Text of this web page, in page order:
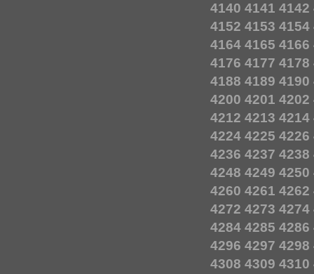
4140 4141 4142
4152 4153 4154
4164 4165 4166
4176 4177 4178
4188 4189 4190
4200 4201 4202
4212 4213 4214
4224 4225 4226
4236 4237 4238
4248 4249 4250
4260 4261 4262
4272 4273 4274
4284 4285 4286
4296 4297 4298
4308 4309 4310